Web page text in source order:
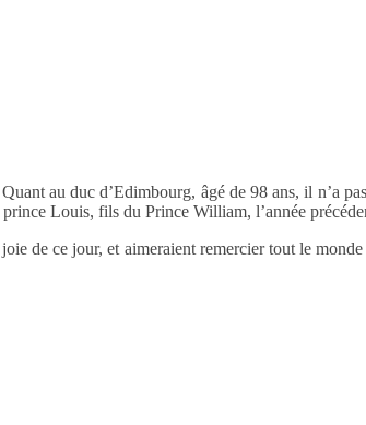
au duc d’Edimbourg, âgé de 98 ans, il n’a
Louis, fils du Prince William, l’année
de ce jour, et aimeraient remercier tout le